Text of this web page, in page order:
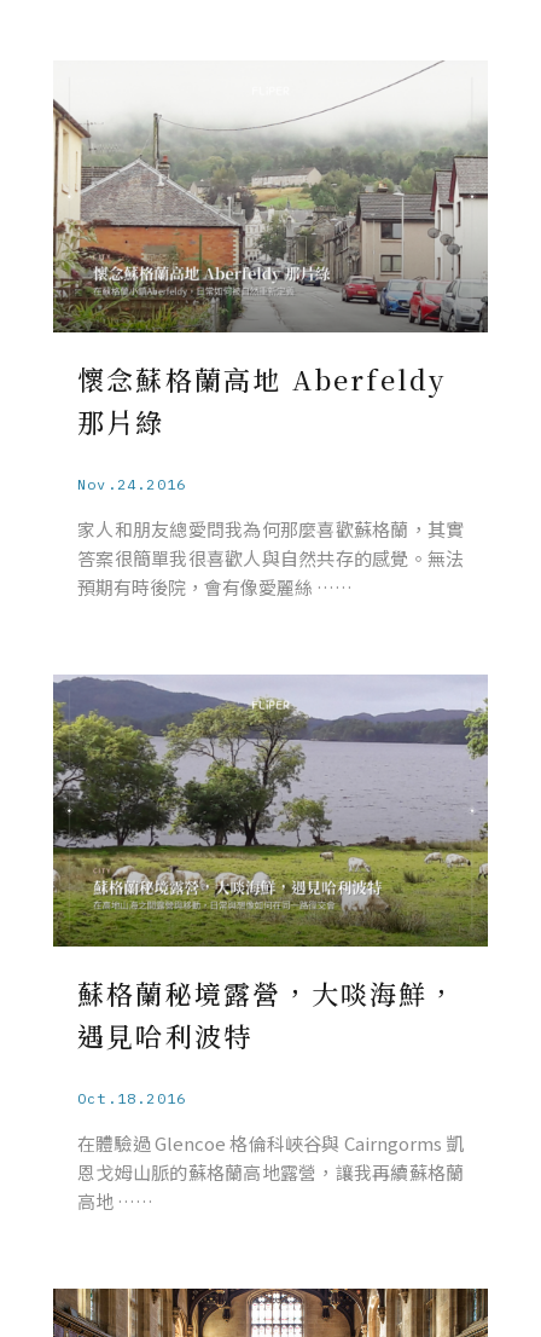
懷念蘇格蘭高地 Aberfeldy
那片綠
Nov.24.2016
家人和朋友總愛問我為何那麼喜歡蘇格蘭，其實
答案很簡單我很喜歡人與自然共存的感覺。無法
預期有時後院，會有像愛麗絲 ……
蘇格蘭秘境露營，大啖海鮮，
遇見哈利波特
Oct.18.2016
在體驗過 Glencoe 格倫科峽谷與 Cairngorms 凱
恩戈姆山脈的蘇格蘭高地露營，讓我再續蘇格蘭
高地 ……